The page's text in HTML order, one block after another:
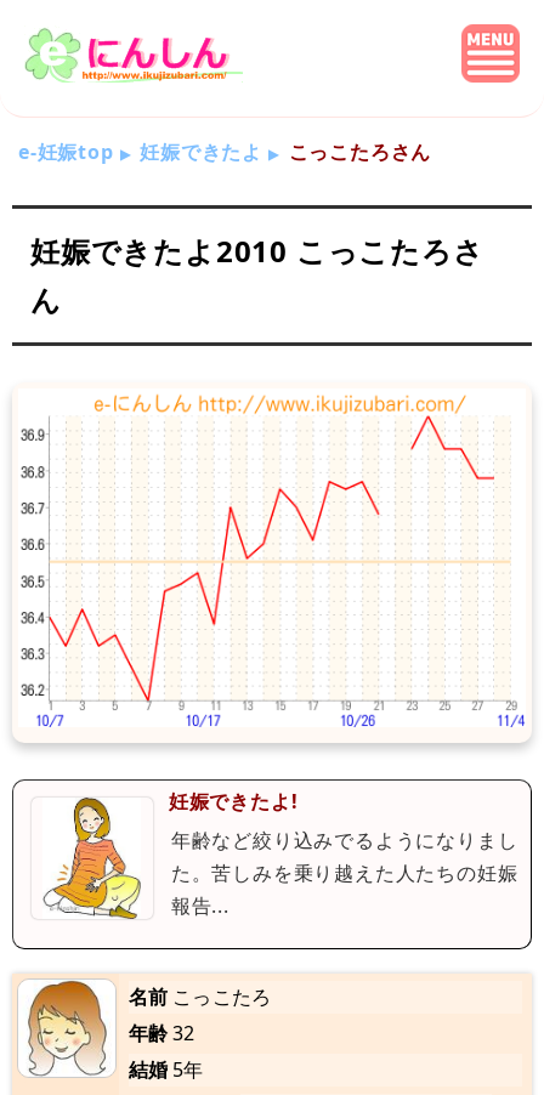
e-妊娠top 妊娠できたよ こっこたろさん
妊娠できたよ2010 こっこたろさ
ん
妊娠できたよ!
年齢など絞り込みでるようになりまし
た。苦しみを乗り越えた人たちの妊娠
報告...
名前 こっこたろ
年齢32
結婚 5年